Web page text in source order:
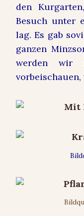
den
Besuch unter
lag. Es gab
ganzen
werden wir